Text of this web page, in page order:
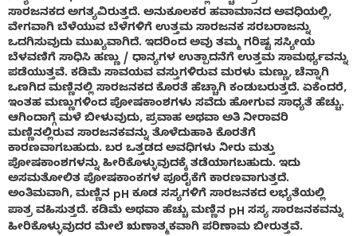
ಸಾರಜನಕದ ಅಗತ್ಯವಿರುತ್ತದೆ. ಅನುಕೂಲಕರ ಹವಾಮಾನದ ಅವಧಿಯಲ್ಲಿ,
ವೇಗವಾಗಿ ಬೆಳೆಯುವ ಬೆಳೆಗಳಿಗೆ ಉತ್ತಮ ಸಾರಜನಕ ಸರಬರಾಜನ್ನು
ಒದಗಿಸುವುದು ಮುಖ್ಯವಾಗಿದೆ. ಇದರಿಂದ ಅವು ತಮ್ಮ ಗರಿಷ್ಟ ಸಸ್ಯೀಯ
ಬೆಳವಣಿಗೆ ಸಾಧಿಸಿ ಹಣ್ಣು / ಧಾನ್ಯಗಳ ಉತ್ಪಾದನೆಗೆ ಉತ್ತಮ ಸಾಮರ್ಥ್ಯವನ್ನು
ಪಡೆಯುತ್ತವೆ. ಕಡಿಮೆ ಸಾವಯವ ವಸ್ತುಗಳಿರುವ ಮರಳು ಮಣ್ಣು, ಚೆನ್ನಾಗಿ
ಒಣಗಿದ ಮಣ್ಣಿನಲ್ಲಿ ಸಾರಜನಕದ ಕೊರತೆ ಹೆಚ್ಚಾಗಿ ಕಂಡುಬರುತ್ತದೆ. ಏಕೆಂದರೆ,
ಇಂತಹ ಮಣ್ಣುಗಳಿಂದ ಪೋಷಕಾಂಶಗಳು ಸವೆದು ಹೋಗುವ ಸಾಧ್ಯತೆ ಹೆಚ್ಚು.
ಆಗಿಂದಾಗ್ಗೆ ಮಳೆ ಬೀಳುವುದು, ಪ್ರವಾಹ ಅಥವಾ ಅತಿ ನೀರಾವರಿ
ಮಣ್ಣಿನಲ್ಲಿರುವ ಸಾರಜನಕವನ್ನು ತೊಳೆದುಹಾಕಿ ಕೊರತೆಗೆ
ಕಾರಣವಾಗಬಹುದು. ಬರ ಒತ್ತಡದ ಅವಧಿಗಳು ನೀರು ಮತ್ತು
ಪೋಷಕಾಂಶಗಳನ್ನು ಹೀರಿಕೊಳ್ಳುವುದಕ್ಕೆ ತಡೆಯಾಗಬಹುದು. ಇದು
ಅಸಮತೋಲಿತ ಪೋಷಕಾಂಕಗಳ ಪೂರೈಕೆಗೆ ಕಾರಣವಾಗುತ್ತದೆ.
ಅಂತಿಮವಾಗಿ, ಮಣ್ಣಿನ pH ಕೂಡ ಸಸ್ಯಗಳಿಗೆ ಸಾರಜನಕದ ಲಭ್ಯತೆಯಲ್ಲಿ
ಪಾತ್ರ ವಹಿಸುತ್ತದೆ. ಕಡಿಮೆ ಅಥವಾ ಹೆಚ್ಚು ಮಣ್ಣಿನ pH ಸಸ್ಯ ಸಾರಜನಕವನ್ನು
ಹೀರಿಕೊಳ್ಳುವುದರ ಮೇಲೆ ಋಣಾತ್ಮಕವಾಗಿ ಪರಿಣಾಮ ಬೀರುತ್ತವೆ.